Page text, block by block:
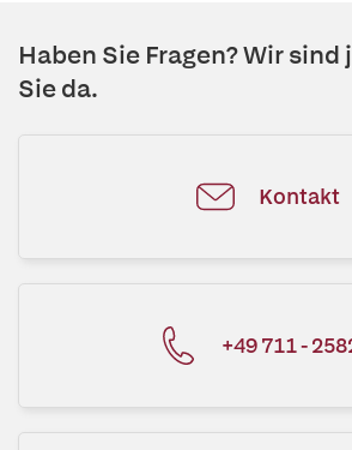
Haben Sie Fragen? Wir
Sie da.
Kontakt
+49 711 -